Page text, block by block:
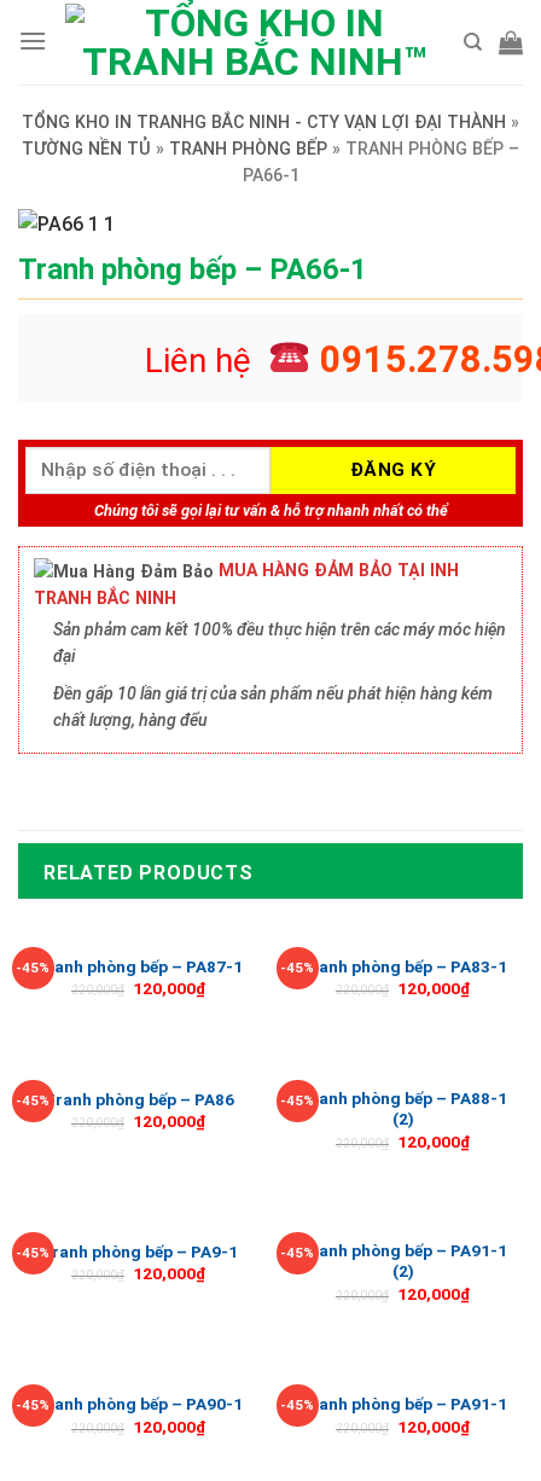
TỔNG KHO IN TRANHG BẮC NINH - CTY VẠN LỢI ĐẠI THÀNH »
TƯỜNG NỀN TỦ » TRANH PHÒNG BẾP » TRANH PHÒNG BẾP –
PA66-1
Tranh phòng bếp – PA66-1
Liên hệ
Chúng tôi sẽ gọi lại tư vấn & hỗ trợ nhanh nhất có thể
MUA HÀNG ĐẢM BẢO TẠI INH
TRANH BẮC NINH
Sản phảm cam kết 100% đều thực hiện trên các máy móc hiện
đại
Đền gấp 10 lần giá trị của sản phẩm nếu phát hiện hàng kém
chất lượng, hàng đểu
RELATED PRODUCTS
-45%Tranh phòng bếp – PA87-1
220,000₫ 120,000₫
-45%Tranh phòng bếp – PA83-1
220,000₫ 120,000₫
-45%Tranh phòng bếp – PA86
220,000₫ 120,000₫
-45%Tranh phòng bếp – PA88-1
(2)
220,000₫ 120,000₫
-45%Tranh phòng bếp – PA9-1
220,000₫ 120,000₫
-45%Tranh phòng bếp – PA91-1
(2)
220,000₫ 120,000₫
-45%Tranh phòng bếp – PA90-1
220,000₫ 120,000₫
-45%Tranh phòng bếp – PA91-1
220,000₫ 120,000₫